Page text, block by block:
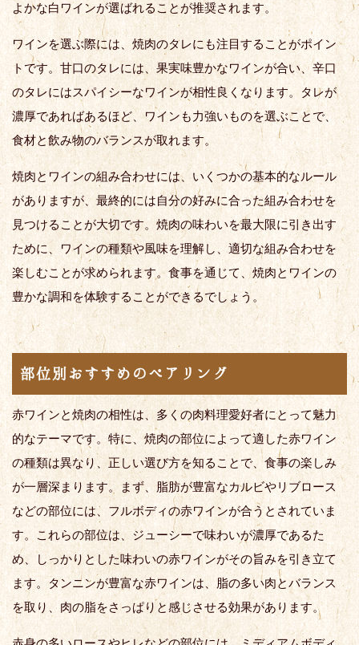
よかな白ワインが選ばれることが推奨されます。
ワインを選ぶ際には、焼肉のタレにも注目することがポイン
トです。甘口のタレには、果実味豊かなワインが合い、辛口
のタレにはスパイシーなワインが相性良くなります。タレが
濃厚であればあるほど、ワインも力強いものを選ぶことで、
食材と飲み物のバランスが取れます。
焼肉とワインの組み合わせには、いくつかの基本的なルール
がありますが、最終的には自分の好みに合った組み合わせを
見つけることが大切です。焼肉の味わいを最大限に引き出す
ために、ワインの種類や風味を理解し、適切な組み合わせを
楽しむことが求められます。食事を通じて、焼肉とワインの
豊かな調和を体験することができるでしょう。
部位別おすすめのペアリング
赤ワインと焼肉の相性は、多くの肉料理愛好者にとって魅力
的なテーマです。特に、焼肉の部位によって適した赤ワイン
の種類は異なり、正しい選び方を知ることで、食事の楽しみ
が一層深まります。まず、脂肪が豊富なカルビやリブロース
などの部位には、フルボディの赤ワインが合うとされていま
す。これらの部位は、ジューシーで味わいが濃厚であるた
め、しっかりとした味わいの赤ワインがその旨みを引き立て
ます。タンニンが豊富な赤ワインは、脂の多い肉とバランス
を取り、肉の脂をさっぱりと感じさせる効果があります。